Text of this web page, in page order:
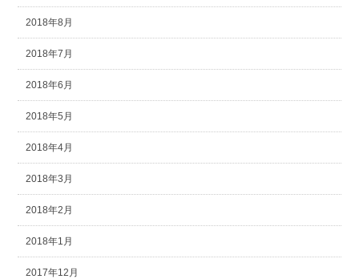
2018年8月
2018年7月
2018年6月
2018年5月
2018年4月
2018年3月
2018年2月
2018年1月
2017年12月